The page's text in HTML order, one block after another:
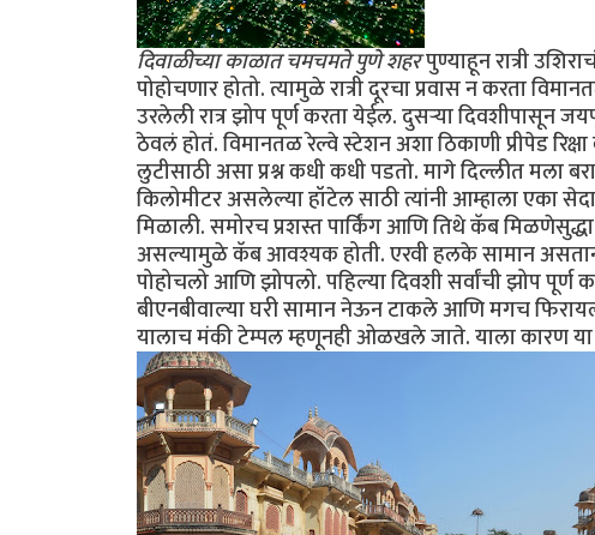
दिवाळीच्या काळात चमचमते पुणे शहरपुण्याहून रात्री
पोहोचणार होतो. त्यामुळे रात्री दूरचा प्रवास न करता
उरलेली रात्र झोप पूर्ण करता येईल. दुसऱ्या दिवशीपासून
ठेवलं होतं. विमानतळ रेल्वे स्टेशन अशा ठिकाणी प्रीपेड
लुटीसाठी असा प्रश्न कधी कधी पडतो. मागे दिल्लीत मला
किलोमीटर असलेल्या हॉटेल साठी त्यांनी आम्हाला एका
मिळाली. समोरच प्रशस्त पार्किंग आणि तिथे कॅब
असल्यामुळे कॅब आवश्यक होती. एरवी हलके सामान
पोहोचलो आणि झोपलो. पहिल्या दिवशी सर्वांची झोप
बीएनबीवाल्या घरी सामान नेऊन टाकले आणि मगच
यालाच मंकी टेम्पल म्हणूनही ओळखले जाते. याला कारण